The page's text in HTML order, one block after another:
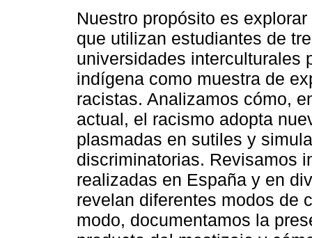
Nuestro propósito es
que utilizan estudiantes de
universidades interculturales
indígena como muestra de
racistas. Analizamos cómo,
actual, el racismo adopta
plasmadas en sutiles y
discriminatorias. Revisamos
realizadas en España y en
revelan diferentes modos de
modo, documentamos la